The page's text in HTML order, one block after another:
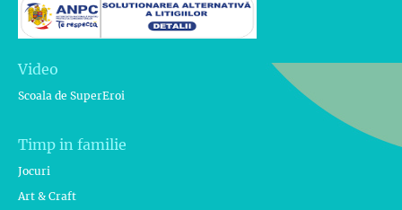
Video
Scoala de SuperEroi
Timp in familie
Jocuri
Art & Craft